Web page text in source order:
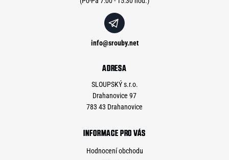
info@srouby.net
ADRESA
SLOUPSKÝ s.r.o.
Drahanovice 97
783 43 Drahanovice
INFORMACE PRO VÁS
Hodnocení obchodu